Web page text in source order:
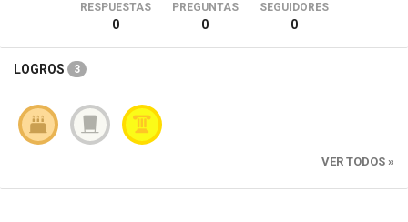
RESPUESTAS
0
PREGUNTAS
0
SEGUIDORES
0
LOGROS 3
VER TODOS »